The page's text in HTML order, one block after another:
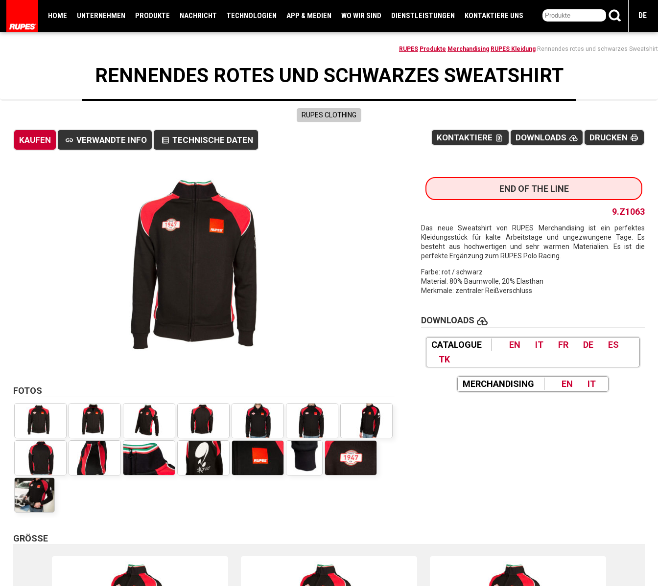
HOME UNTERNEHMEN PRODUKTE NACHRICHT TECHNOLOGIEN APP & MEDIEN WO WIR SIND DIENSTLEISTUNGEN KONTAKTIERE UNS DE
RUPES Produkte Merchandising RUPES Kleidung Rennendes rotes und schwarzes Sweatshirt
RENNENDES ROTES UND SCHWARZES SWEATSHIRT
RUPES CLOTHING
KAUFEN link VERWANDTE INFO data_table TECHNISCHE DATEN DRUCKEN print
DOWNLOADS cloud_upload
KONTAKTIERE file_present
END OF THE LINE
9.Z1063
Das neue Sweatshirt von RUPES Merchandising ist ein perfektes
Kleidungsstück für kalte Arbeitstage und ungezwungene Tage. Es
besteht aus hochwertigen und sehr warmen Materialien. Es ist die
perfekte Ergänzung zum RUPES Polo Racing.
Farbe: rot / schwarz
Material: 80% Baumwolle, 20% Elasthan
Merkmale: zentraler Reißverschluss
DOWNLOADS cloud_upload
CATALOGUE EN IT FR DE
ES
TK
MERCHANDISING EN IT
FOTOS
GRÖSSE